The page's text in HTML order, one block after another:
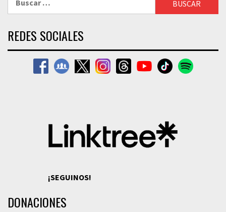
REDES SOCIALES
¡SEGUINOS!
DONACIONES